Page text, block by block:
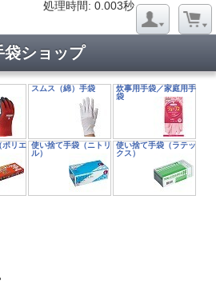
処理時間: 0.003秒
袋ショップ
スムス（綿）手袋
炊事用手袋／家庭用手
袋
ポリエ 使い捨て手袋（ニトリ
ル）
使い捨て手袋（ラテッ
クス）